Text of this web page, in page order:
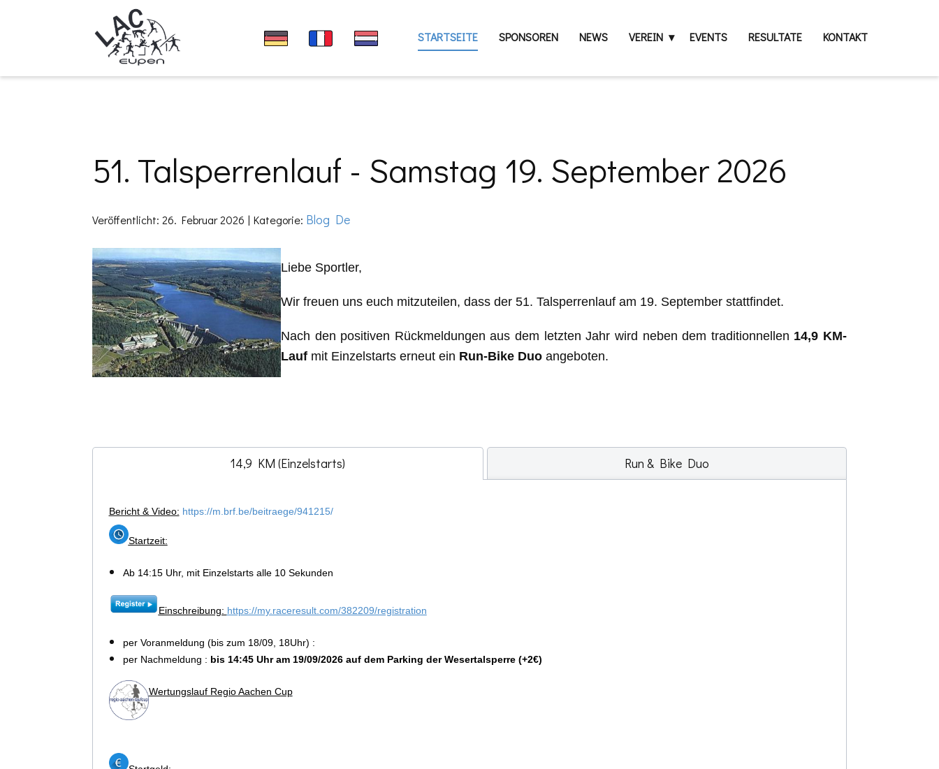
STARTSEITE SPONSOREN NEWS VEREIN EVENTS RESULTATE KONTAKT
51. Talsperrenlauf - Samstag 19. September 2026
Veröffentlicht: 26. Februar 2026 Kategorie: Blog De
Liebe Sportler,
Wir freuen uns euch mitzuteilen, dass der 51. Talsperrenlauf am 19. September stattfindet.
Nach den positiven Rückmeldungen aus dem letzten Jahr wird neben dem traditionnellen 14,9 KM-
Lauf mit Einzelstarts erneut ein Run-Bike Duo angeboten.
14,9 KM (Einzelstarts) Run & Bike Duo
Bericht & Video: https://m.brf.be/beitraege/941215/
Startzeit:
Ab 14:15 Uhr, mit Einzelstarts alle 10 Sekunden
Einschreibung: https://my.raceresult.com/382209/registration
per Voranmeldung (bis zum 18/09, 18Uhr) :
per Nachmeldung : bis 14:45 Uhr am 19/09/2026 auf dem Parking der Wesertalsperre (+2€)
Wertungslauf Regio Aachen Cup